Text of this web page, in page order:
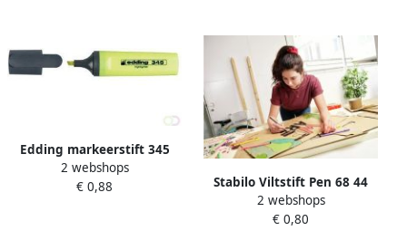
Edding markeerstift 345
geel doos van 10 stuks
2 webshops
€ 0,88
Stabilo Viltstift Pen 68 44
medium geel
2 webshops
€ 0,80